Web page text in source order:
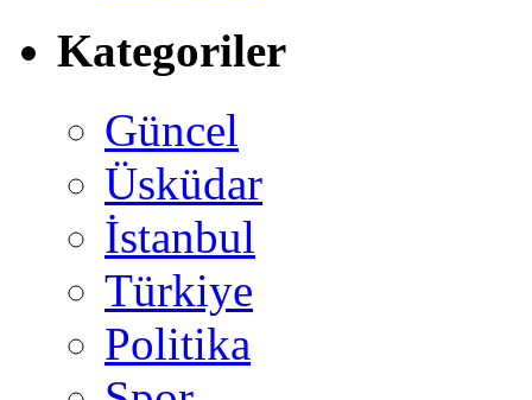
Kategoriler
Güncel
Üsküdar
İstanbul
Türkiye
Politika